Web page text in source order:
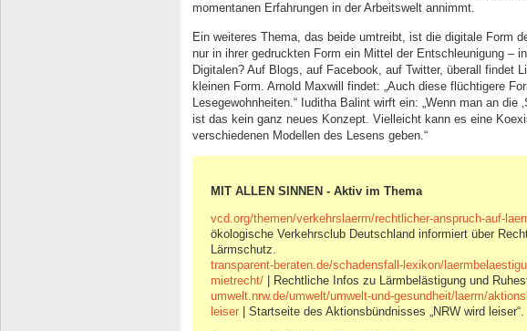
momentanen Erfahrungen in der Arbeitswelt annimmt.
Ein weiteres Thema, das beide umtreibt, ist die digitale Form
nur in ihrer gedruckten Form ein Mittel der Entschleunigung –
Digitalen? Auf Blogs, auf Facebook, auf Twitter, überall findet
kleinen Form. Arnold Maxwill findet: „Auch diese flüchtigere
Lesegewohnheiten.“ Iuditha Balint wirft ein: „Wenn man an die
ist das kein ganz neues Konzept. Vielleicht kann es eine
verschiedenen Modellen des Lesens geben.“
MIT ALLEN SINNEN - Aktiv im Thema
vcd.org/themen/verkehrslaerm/rechtlicher-anspruch-auf-
ökologische Verkehrsclub Deutschland informiert über
Lärmschutz.
transparent-beraten.de/schadensfall-lexikon/
mietrecht/ | Rechtliche Infos zu Lärmbelästigung und
umwelt.nrw.de/umwelt/umwelt-und-gesundheit/laerm/
leiser | Startseite des Aktionsbündnisses „NRW wird leiser“.